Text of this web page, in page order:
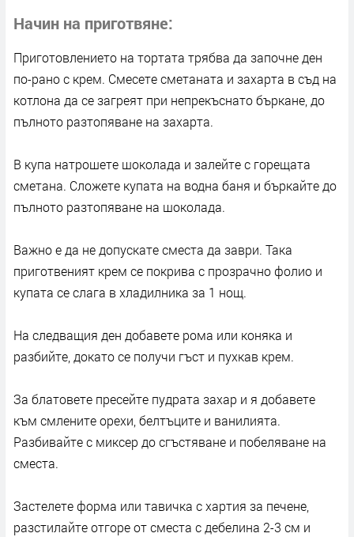
Начин на приготвяне
Приготовлението на тортата трябва да започне ден
по-рано с крем. Смесете сметаната и захарта в съд на
котлона да се загреят при непрекъснато бъркане, до
пълното разтопяване на захарта.
В купа натрошете шоколада и залейте с горещата
сметана. Сложете купата на водна баня и бъркайте до
пълното разтопяване на шоколада.
Важно е да не допускате сместа да заври. Така
приготвеният крем се покрива с прозрачно фолио и
купата се слага в хладилника за 1 нощ.
На следващия ден добавете рома или коняка и
разбийте, докато се получи гъст и пухкав крем.
За блатовете пресейте пудрата захар и я добавете
към смлените орехи, белтъците и ванилията.
Разбивайте с миксер до сгъстяване и побеляване на
сместа.
Застелете форма или тавичка с хартия за печене,
разстилайте отгоре от сместа с дебелина 2-3 см и